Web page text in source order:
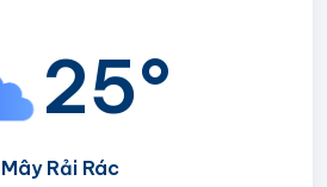
25°
Mây Rải Rác